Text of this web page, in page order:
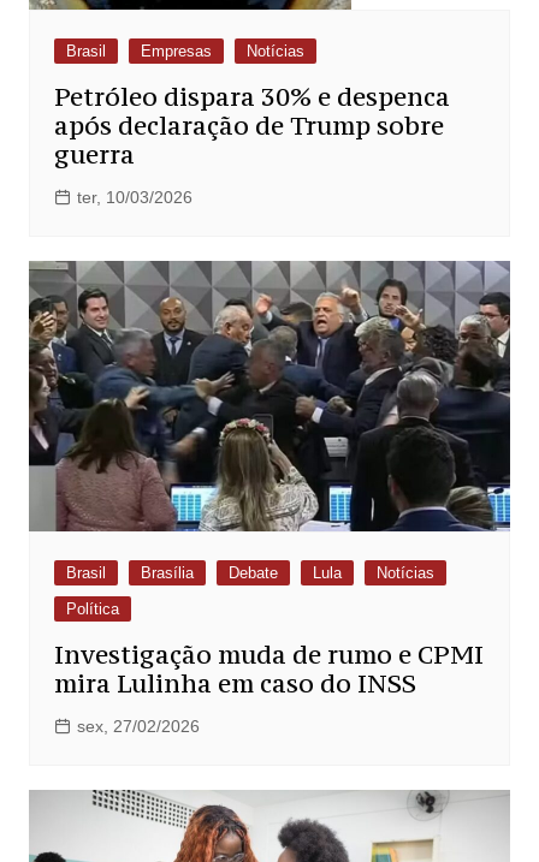
Brasil Empresas Notícias
Petróleo dispara 30% e despenca
após declaração de Trump sobre
guerra
ter, 10/03/2026
Brasil Brasília Debate Lula
Notícias
Política
Investigação muda de rumo e CPMI
mira Lulinha em caso do INSS
sex, 27/02/2026